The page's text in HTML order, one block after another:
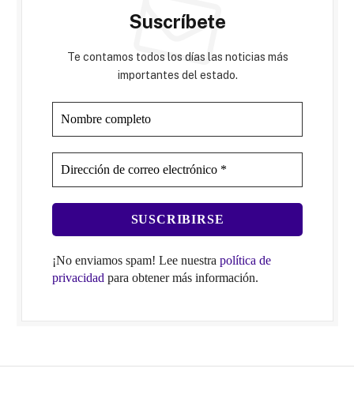
Suscríbete
Te contamos todos los días las noticias más
importantes del estado.
¡No enviamos spam! Lee nuestra política de
privacidad para obtener más información.